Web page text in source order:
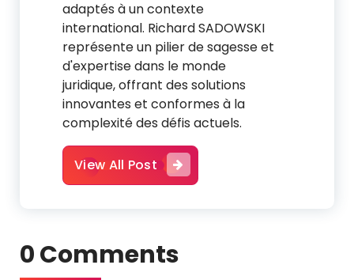
adaptés à un contexte
international. Richard SADOWSKI
représente un pilier de sagesse et
d'expertise dans le monde
juridique, offrant des solutions
innovantes et conformes à la
complexité des défis actuels.
View All Post
0 Comments